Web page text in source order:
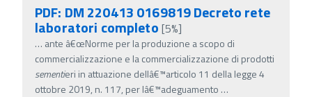
PDF: DM 220413 0169819 Decreto rete
laboratori completo [5%]
… ante â€œNorme per la produzione a scopo di
commercializzazione e la commercializzazione di prodotti
sementieri in attuazione dellâ€™articolo 11 della legge 4
ottobre 2019, n. 117, per lâ€™adeguamento …